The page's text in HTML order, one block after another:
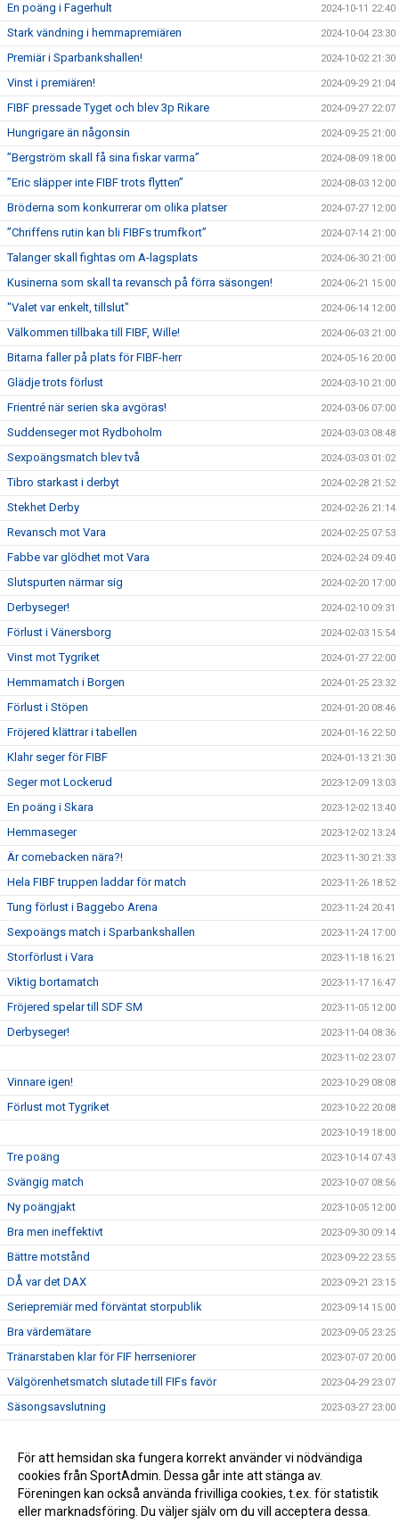
En poäng i Fagerhult 2024-10-11 22:40
Stark vändning i hemmapremiären 2024-10-04 23:30
Premiär i Sparbankshallen! 2024-10-02 21:30
Vinst i premiären! 2024-09-29 21:04
FIBF pressade Tyget och blev 3p Rikare 2024-09-27 22:07
Hungrigare än någonsin 2024-09-25 21:00
”Bergström skall få sina fiskar varma” 2024-08-09 18:00
”Eric släpper inte FIBF trots flytten” 2024-08-03 12:00
Bröderna som konkurrerar om olika platser 2024-07-27 12:00
”Chriffens rutin kan bli FIBFs trumfkort” 2024-07-14 21:00
Talanger skall fightas om A-lagsplats 2024-06-30 21:00
Kusinerna som skall ta revansch på förra säsongen! 2024-06-21 15:00
"Valet var enkelt, tillslut" 2024-06-14 12:00
Välkommen tillbaka till FIBF, Wille! 2024-06-03 21:00
Bitarna faller på plats för FIBF-herr 2024-05-16 20:00
Glädje trots förlust 2024-03-10 21:00
Frientré när serien ska avgöras! 2024-03-06 07:00
Suddenseger mot Rydboholm 2024-03-03 08:48
Sexpoängsmatch blev två 2024-03-03 01:02
Tibro starkast i derbyt 2024-02-28 21:52
Stekhet Derby 2024-02-26 21:14
Revansch mot Vara 2024-02-25 07:53
Fabbe var glödhet mot Vara 2024-02-24 09:40
Slutspurten närmar sig 2024-02-20 17:00
Derbyseger! 2024-02-10 09:31
Förlust i Vänersborg 2024-02-03 15:54
Vinst mot Tygriket 2024-01-27 22:00
Hemmamatch i Borgen 2024-01-25 23:32
Förlust i Stöpen 2024-01-20 08:46
Fröjered klättrar i tabellen 2024-01-16 22:50
Klahr seger för FIBF 2024-01-13 21:30
Seger mot Lockerud 2023-12-09 13:03
En poäng i Skara 2023-12-02 13:40
Hemmaseger 2023-12-02 13:24
Är comebacken nära?! 2023-11-30 21:33
Hela FIBF truppen laddar för match 2023-11-26 18:52
Tung förlust i Baggebo Arena 2023-11-24 20:41
Sexpoängs match i Sparbankshallen 2023-11-24 17:00
Storförlust i Vara 2023-11-18 16:21
Viktig bortamatch 2023-11-17 16:47
Fröjered spelar till SDF SM 2023-11-05 12:00
Derbyseger! 2023-11-04 08:36
2023-11-02 23:07
Vinnare igen! 2023-10-29 08:08
Förlust mot Tygriket 2023-10-22 20:08
2023-10-19 18:00
Tre poäng 2023-10-14 07:43
Svängig match 2023-10-07 08:56
Ny poängjakt 2023-10-05 12:00
Bra men ineffektivt 2023-09-30 09:14
Bättre motstånd 2023-09-22 23:55
DÅ var det DAX 2023-09-21 23:15
Seriepremiär med förväntat storpublik 2023-09-14 15:00
Bra värdemätare 2023-09-05 23:25
Tränarstaben klar för FIF herrseniorer 2023-07-07 20:00
Välgörenhetsmatch slutade till FIFs favör 2023-04-29 23:07
Säsongsavslutning 2023-03-27 23:00
Mindre bra när det gällde 2023-03-04 21:00
Inställt! 2023-02-21 23:20
För att hemsidan ska fungera korrekt använder vi nödvändiga
cookies från SportAdmin. Dessa går inte att stänga av.
Föreningen kan också använda frivilliga cookies, t.ex. för statistik
eller marknadsföring. Du väljer själv om du vill acceptera dessa.